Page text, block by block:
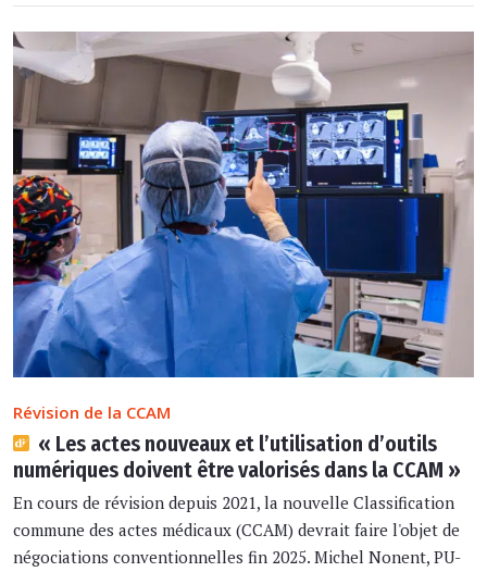
Révision de la CCAM
« Les actes nouveaux et l’utilisation d’outils
numériques doivent être valorisés dans la CCAM »
En cours de révision depuis 2021, la nouvelle Classification
commune des actes médicaux (CCAM) devrait faire l'objet de
négociations conventionnelles fin 2025. Michel Nonent, PU-